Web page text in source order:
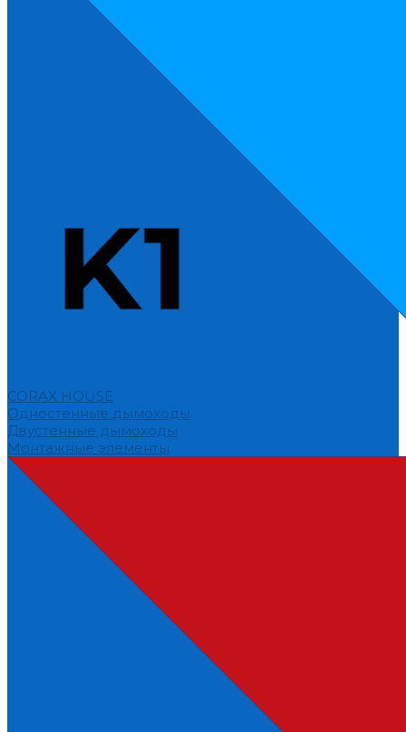
CORAX HOUSE
Одностенные дымоходы
Двустенные дымоходы
Монтажные элементы